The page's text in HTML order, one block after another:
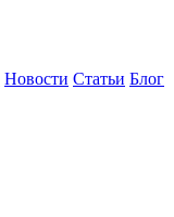
Новости Статьи Блог